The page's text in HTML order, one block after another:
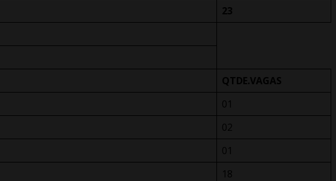
23
QTDE.VAGAS
01
02
01
18